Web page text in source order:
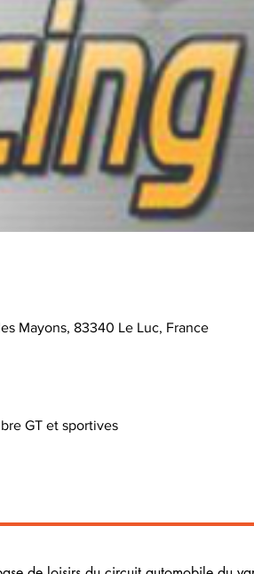
Mayons, 83340 Le Luc, France
GT et sportives